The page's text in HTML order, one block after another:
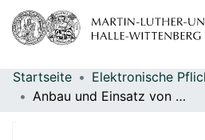
Bereiche & Sammlungen
Startseite
Anbau und Einsatz von heimischen Eiweißfuttermitteln - Luzerne (Medicago sativa) - in Milchviehbetrieben in Sachsen-Anhalt / Canan Otto, Prof. Dr. M. Wähner ; Hochschule Anhalt, Fachbereich Landwirtschaft, Ökotrophologie und Landschaftsentwicklung